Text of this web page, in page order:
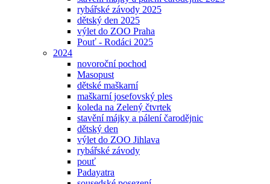
rybářské závody 2025
dětský den 2025
výlet do ZOO Praha
Pouť - Rodáci 2025
2024
novoroční pochod
Masopust
dětské maškarní
maškarní josefovský ples
koleda na Zelený čtvrtek
stavění májky a pálení čarodějnic
dětský den
výlet do ZOO Jihlava
rybářské závody
pouť
Padayatra